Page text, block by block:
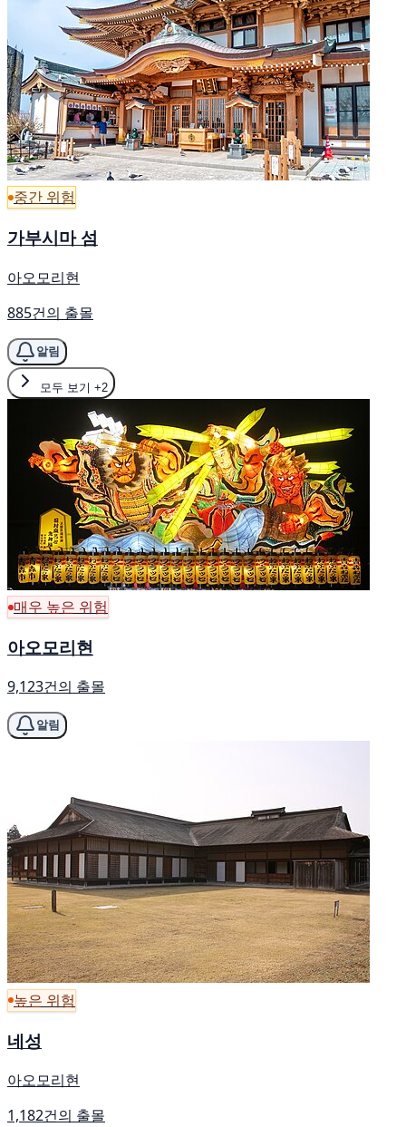
중간 위험
가부시마 섬
아오모리현
885건의 출몰
알림
모두 보기 +2
매우 높은 위험
아오모리현
9,123건의 출몰
알림
높은 위험
네성
아오모리현
1,182건의 출몰